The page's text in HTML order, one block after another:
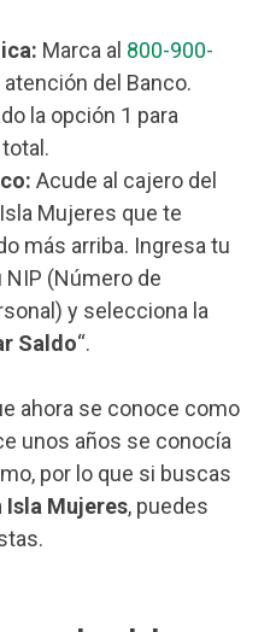
Marca al 800-900-
del Banco.
la opción 1 para
Acude al cajero del
Mujeres que te
más arriba. Ingresa tu
(Número de
y selecciona la
Saldo“.
ahora se conoce como
unos años se conocía
por lo que si buscas
Isla Mujeres, puedes